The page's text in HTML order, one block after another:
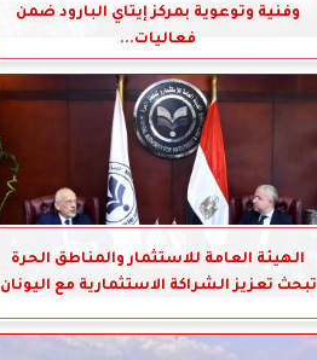
وفنية وتوعوية بمركز إيتاي البارود ضمن
فعاليات...
الهيئة العامة للاستثمار والمناطق الحرة
تبحث تعزيز الشراكة الاستثمارية مع اليونان